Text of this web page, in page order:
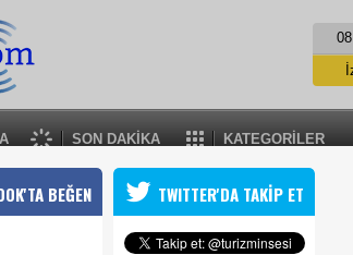
SON DAKİKA KATEGORİLER
ULUSOYDAN KDV TEPKİSİ
(TÜRSAB) Genel Başkanı Başaran Ulusoy,
düştüğünü, Türkiye'de ise
BEĞEN TWITTER'DA TAKİP ET